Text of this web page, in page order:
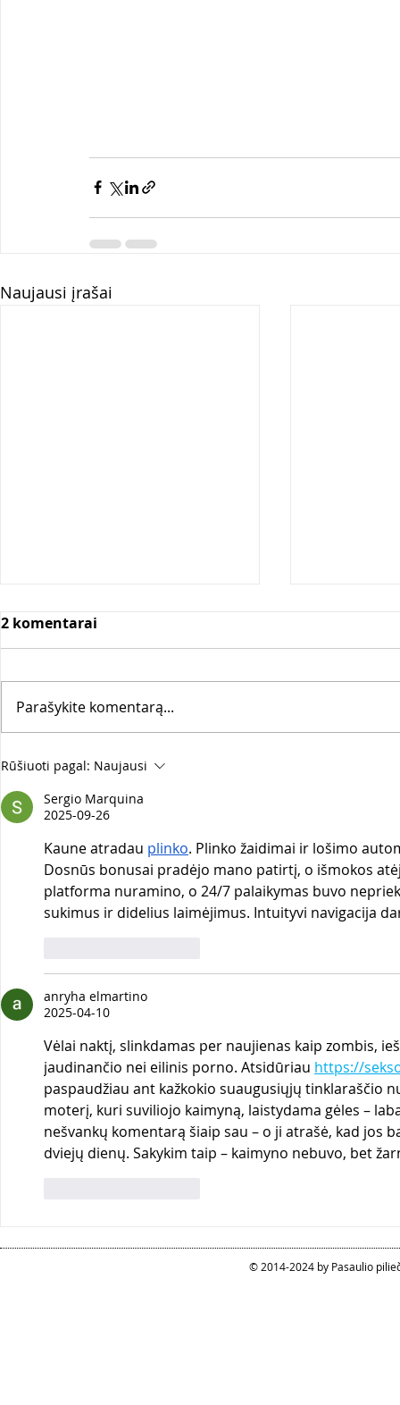
Naujausi įrašai
Projekto „Švietimas po
rezultatai
2 komentarai
Parašykite komentarą...
Rūšiuoti pagal: Naujausi
Sergio Marquina
2025-09-26
Kaune atradau plinko. Plinko žaidimai ir lošimo
Dosnūs bonusai pradėjo mano patirtį, o išmokos
platforma nuramino, o 24/7 palaikymas buvo
sukimus ir didelius laimėjimus. Intuityvi navigacija
anryha elmartino
2025-04-10
Vėlai naktį, slinkdamas per naujienas kaip zombis,
jaudinančio nei eilinis porno. Atsidūriau https://
paspaudžiau ant kažkokio suaugusiųjų tinklaraščio
moterį, kuri suviliojo kaimyną, laistydama gėles –
nešvankų komentarą šiaip sau – o ji atrašė, kad jos
dviejų dienų. Sakykim taip – kaimyno nebuvo, bet
© 2014-2024 by Pasaulio